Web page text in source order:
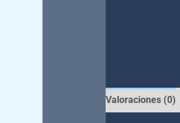
Valoraciones (0)